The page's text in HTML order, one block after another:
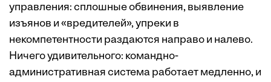
управления: сплошные обвинения, выявление
изъянов и «вредителей», упреки в
некомпетентности раздаются направо и налево.
Ничего удивительного: командно-
административная система работает медленно, и